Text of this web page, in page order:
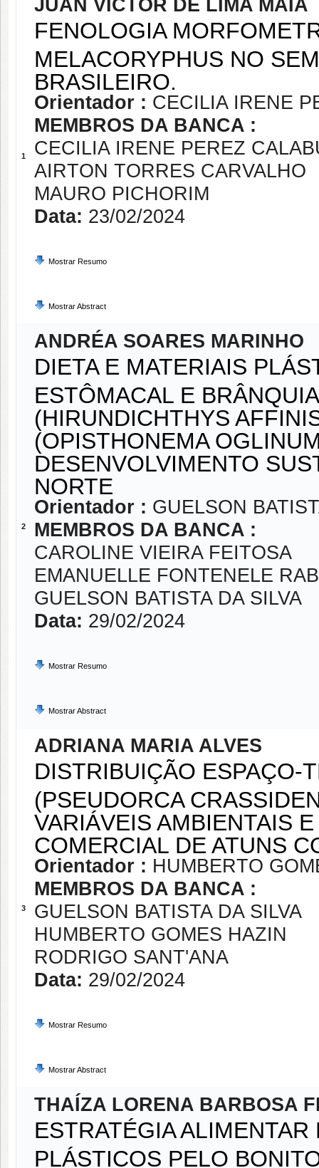
1
JUAN VICTOR DE LIMA MAIA
FENOLOGIA
MELACORYPHUS NO
BRASILEIRO.
Orientador : CECILIA IRENE
MEMBROS DA BANCA :
CECILIA IRENE PEREZ
AIRTON TORRES CARVALHO
MAURO PICHORIM
Data: 23/02/2024
Mostrar Resumo
Mostrar Abstract
2
ANDRÉA SOARES MARINHO
DIETA E MATERIAIS
ESTÔMACAL E
(HIRUNDICHTHYS
(OPISTHONEMA
DESENVOLVIMENTO
NORTE
Orientador : GUELSON
MEMBROS DA BANCA :
CAROLINE VIEIRA FEITOSA
EMANUELLE FONTENELE
GUELSON BATISTA DA SILVA
Data: 29/02/2024
Mostrar Resumo
Mostrar Abstract
3
ADRIANA MARIA ALVES
DISTRIBUIÇÃO ESPAÇO-
(PSEUDORCA
VARIÁVEIS AMBIENTAIS
COMERCIAL DE ATUNS
Orientador : HUMBERTO
MEMBROS DA BANCA :
GUELSON BATISTA DA SILVA
HUMBERTO GOMES HAZIN
RODRIGO SANT'ANA
Data: 29/02/2024
Mostrar Resumo
Mostrar Abstract
THAÍZA LORENA BARBOSA
ESTRATÉGIA
PLÁSTICOS PELO